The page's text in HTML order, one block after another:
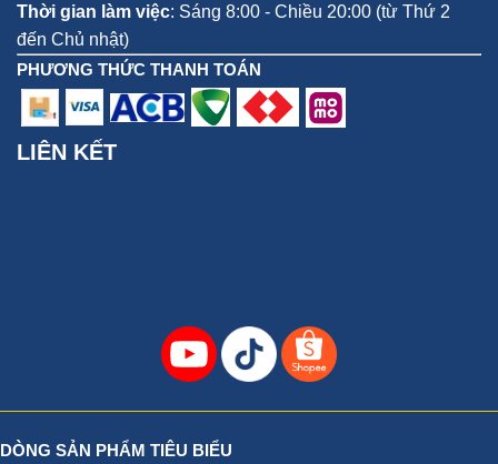
Thời gian làm việc: Sáng 8:00 - Chiều 20:00 (từ Thứ 2
đến Chủ nhật)
PHƯƠNG THỨC THANH TOÁN
LIÊN KẾT
DÒNG SẢN PHẨM TIÊU BIỂU